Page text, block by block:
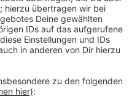
Kandidat:innen